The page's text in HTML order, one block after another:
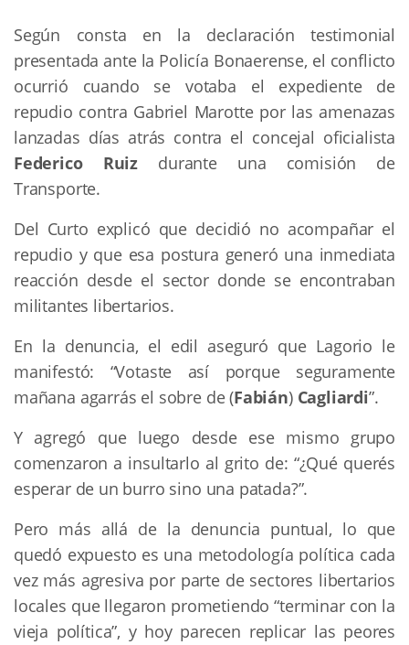
Según consta en la declaración testimonial
presentada ante la Policía Bonaerense, el conflicto
ocurrió cuando se votaba el expediente de
repudio contra Gabriel Marotte por las amenazas
Federico Ruiz durante una comisión de
Transporte.
Del Curto explicó que decidió no acompañar el
repudio y que esa postura generó una inmediata
reacción desde el sector donde se encontraban
militantes libertarios.
En la denuncia, el edil aseguró que Lagorio le
manifestó: “Votaste así porque seguramente
mañana agarrás el sobre de (Fabián) Cagliardi”.
Y agregó que luego desde ese mismo grupo
comenzaron a insultarlo al grito de: “¿Qué querés
esperar de un burro sino una patada?”.
Pero más allá de la denuncia puntual, lo que
quedó expuesto es una metodología política cada
vez más agresiva por parte de sectores libertarios
locales que llegaron prometiendo “terminar con la
vieja política”, y hoy parecen replicar las peores